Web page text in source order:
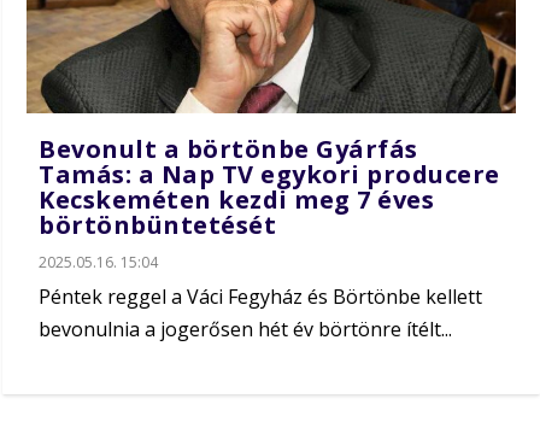
Bevonult a börtönbe Gyárfás
Tamás: a Nap TV egykori producere
Kecskeméten kezdi meg 7 éves
börtönbüntetését
2025.05.16. 15:04
Péntek reggel a Váci Fegyház és Börtönbe kellett
bevonulnia a jogerősen hét év börtönre ítélt...